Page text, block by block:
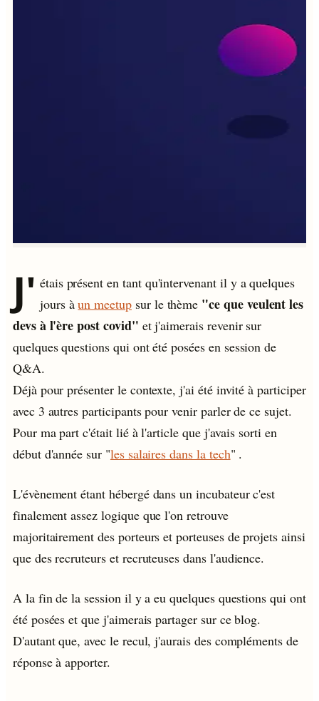
J' étais présent en tant qu'intervenant il y a quelques
jours àun meetupsur le thème "ce que veulent les
devs à l'ère post covid" et j'aimerais revenir sur
quelques questions qui ont été posées en session de
Q&A.
Déjà pour présenter le contexte, j'ai été invité à participer
avec 3 autres participants pour venir parler de ce sujet.
Pour ma part c'était lié à l'article que j'avais sorti en
début d'année sur "les salaires dans la tech" .
L'évènement étant hébergé dans un incubateur c'est
finalement assez logique que l'on retrouve
majoritairement des porteurs et porteuses de projets ainsi
que des recruteurs et recruteuses dans l'audience.
A la fin de la session il y a eu quelques questions qui ont
été posées et que j'aimerais partager sur ce blog.
D'autant que, avec le recul, j'aurais des compléments de
réponse à apporter.